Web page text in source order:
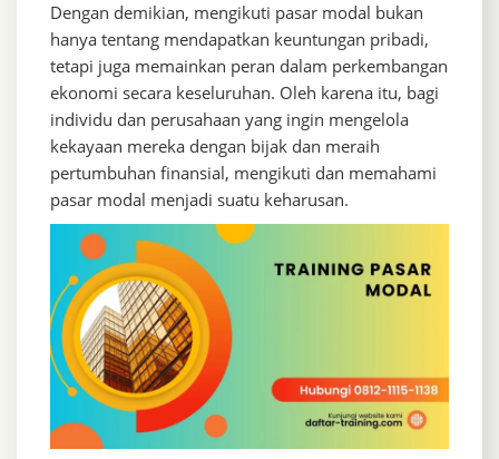
Dengan demikian, mengikuti pasar modal bukan
hanya tentang mendapatkan keuntungan pribadi,
tetapi juga memainkan peran dalam perkembangan
ekonomi secara keseluruhan. Oleh karena itu, bagi
individu dan perusahaan yang ingin mengelola
kekayaan mereka dengan bijak dan meraih
pertumbuhan finansial, mengikuti dan memahami
pasar modal menjadi suatu keharusan.